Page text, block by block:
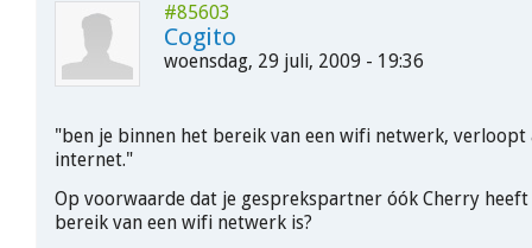
#85603
Cogito
woensdag, 29 juli, 2009 - 19:36
"ben je binnen het bereik van een wifi netwerk, verloopt
internet."
Op voorwaarde dat je gesprekspartner óók Cherry
bereik van een wifi netwerk is?